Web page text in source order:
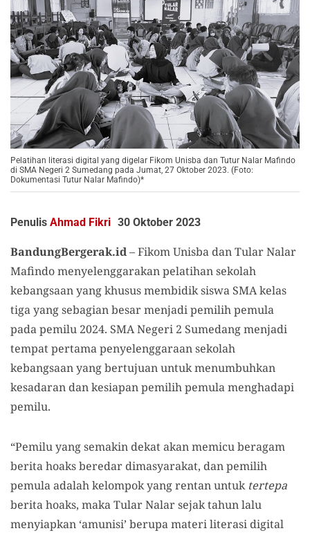
Pelatihan literasi digital yang digelar Fikom Unisba dan Tutur Nalar Mafindo
di SMA Negeri 2 Sumedang pada Jumat, 27 Oktober 2023. (Foto:
Dokumentasi Tutur Nalar Mafindo)*
Penulis Ahmad Fikri 30 Oktober 2023
BandungBergerak.id– Fikom Unisba dan Tular Nalar
Mafindo menyelenggarakan pelatihan sekolah
kebangsaan yang khusus membidik siswa SMA kelas
tiga yang sebagian besar menjadi pemilih pemula
pada pemilu 2024. SMA Negeri 2 Sumedang menjadi
tempat pertama penyelenggaraan sekolah
kebangsaan yang bertujuan untuk menumbuhkan
kesadaran dan kesiapan pemilih pemula menghadapi
pemilu.
“Pemilu yang semakin dekat akan memicu beragam
berita hoaks beredar dimasyarakat, dan pemilih
pemula adalah kelompok yang rentan untuk tertepa
berita hoaks, maka Tular Nalar sejak tahun lalu
menyiapkan ‘amunisi’ berupa materi literasi digital